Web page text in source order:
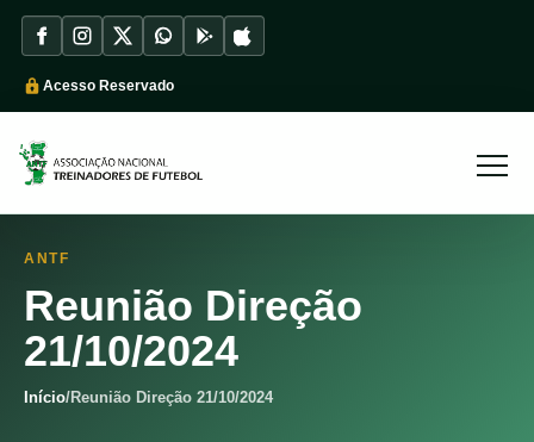
Acesso Reservado
ANTF
Reunião Direção
21/10/2024
Início/Reunião Direção 21/10/2024